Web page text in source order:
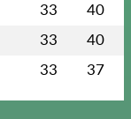
33 40
33 40
33 37